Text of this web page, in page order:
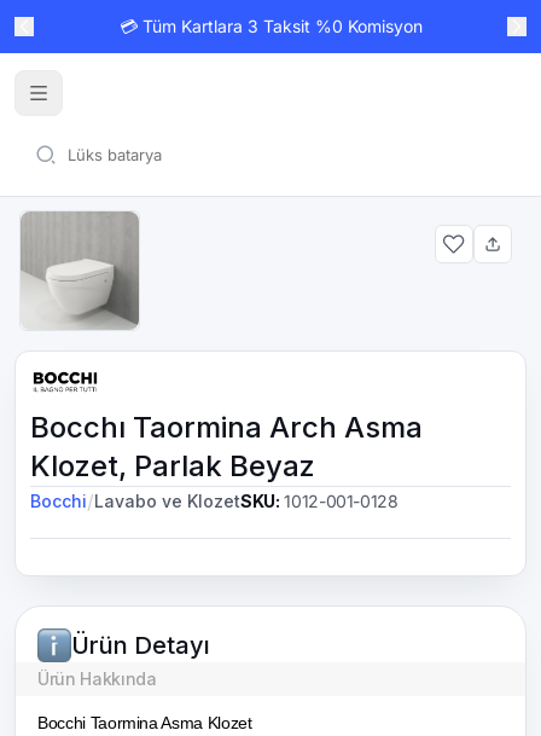
💳 Tüm Kartlara 3 Taksit %0 Komisyon
Bocchı Taormina Arch Asma
Klozet, Parlak Beyaz
Bocchi/Lavabo ve KlozetSKU: 1012-001-0128
Ürün Detayı
Ürün Hakkında
Bocchi Taormina Asma Klozet